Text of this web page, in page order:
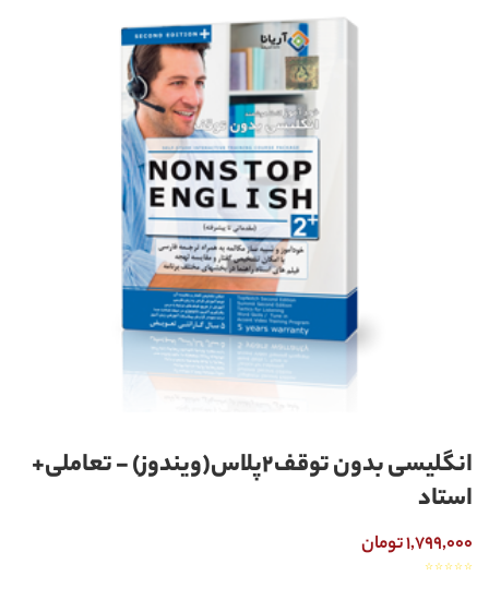
انگلیسی بدون توقف2پلاس(ویندوز) - تعاملی+
استاد
1,799,000 تومان
☆ ☆ ☆ ☆ ☆